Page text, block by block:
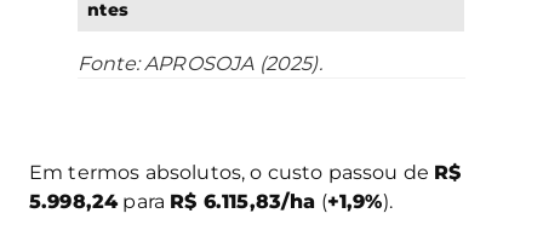
ntes
Fonte: APROSOJA (2025).
Em termos absolutos, o custo passou de R$
5.998,24para R$ 6.115,83/ha (+1,9%).